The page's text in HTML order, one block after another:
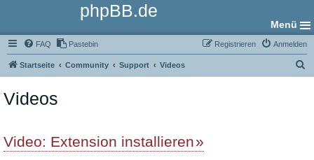
phpBB.de
Menü
FAQ Pastebin Anmelden
Registrieren
Startseite Community Support Videos
Videos
Video: Extension installieren